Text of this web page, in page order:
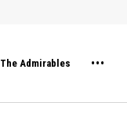
The Admirables